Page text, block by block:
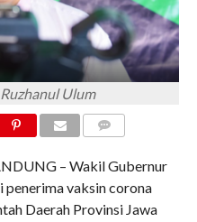
Ulum
– Wakil Gubernur
penerima vaksin corona
Daerah Provinsi Jawa